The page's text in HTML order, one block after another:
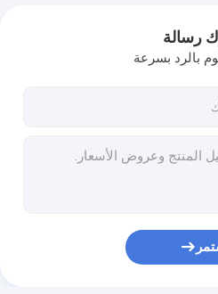
رسالة
بالرد بسرعة